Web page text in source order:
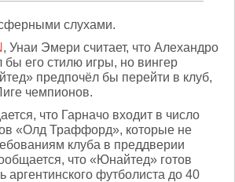
слухами.
, Унаи Эмери считает, что Алехандро
его стилю игры, но вингер
предпочёл бы перейти в клуб,
чемпионов.
что Гарначо входит в число
«Олд Траффорд», которые не
клуба в преддверии
что «Юнайтед» готов
аргентинского футболиста до 40